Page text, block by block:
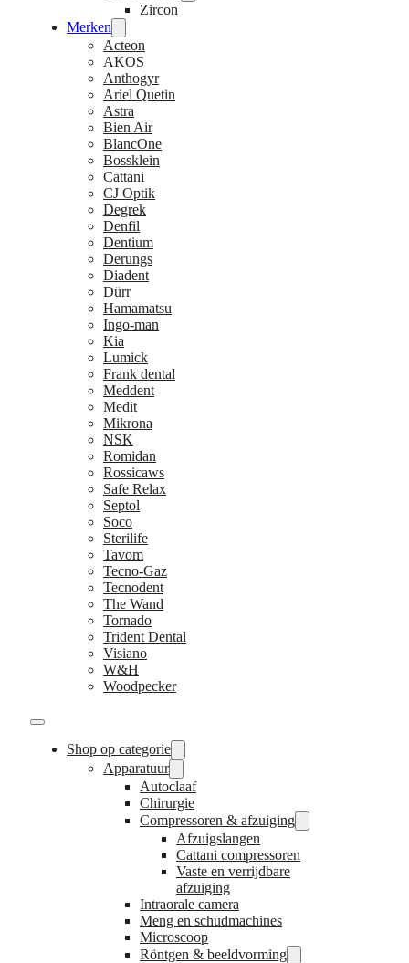
Zircon
Merken
Acteon
AKOS
Anthogyr
Ariel Quetin
Astra
Bien Air
BlancOne
Bossklein
Cattani
CJ Optik
Degrek
Denfil
Dentium
Derungs
Diadent
Dürr
Hamamatsu
Ingo-man
Kia
Lumick
Frank dental
Meddent
Medit
Mikrona
NSK
Romidan
Rossicaws
Safe Relax
Septol
Soco
Sterilife
Tavom
Tecno-Gaz
Tecnodent
The Wand
Tornado
Trident Dental
Visiano
W&H
Woodpecker
Shop op categorie
Apparatuur
Autoclaaf
Chirurgie
Compressoren & afzuiging
Afzuigslangen
Cattani compressoren
Vaste en verrijdbare
afzuiging
Intraorale camera
Meng en schudmachines
Microscoop
Röntgen & beeldvorming